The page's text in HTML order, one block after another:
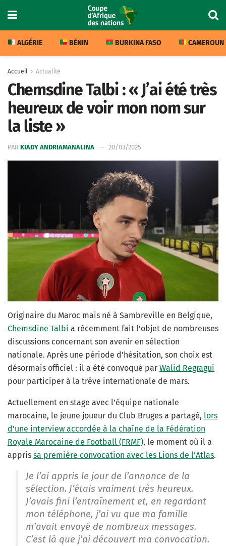
ALGÉRIE BÉNIN BURKINA FASO CAMEROUN
Accueil Actualité
Chemsdine Talbi : « J’ai été très
heureux de voir mon nom sur
la liste »
PAR KIADY ANDRIAMANALINA 20/03/2025
Originaire du Maroc mais né à Sambreville en Belgique,
Chemsdine Talbi a récemment fait l’objet de nombreuses
discussions concernant son avenir en sélection
nationale. Après une période d’hésitation, son choix est
désormais officiel : il a été convoqué par Walid Regragui
pour participer à la trêve internationale de mars.
Actuellement en stage avec l’équipe nationale
marocaine, le jeune joueur du Club Bruges a partagé, lors
d’une interview accordée à la chaîne de la Fédération
Royale Marocaine de Football (FRMF), le moment où il a
appris sa première convocation avec les Lions de l’Atlas.
Je l’ai appris le jour de l’annonce de la
sélection. J’étais vraiment très heureux.
J’avais fini l’entraînement et, en regardant
mon téléphone, j’ai vu que ma famille
m’avait envoyé de nombreux messages.
C’est là que j’ai découvert ma convocation.